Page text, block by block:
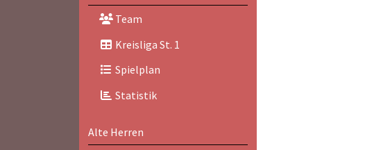
Team
Kreisliga St. 1
Spielplan
Statistik
Alte Herren